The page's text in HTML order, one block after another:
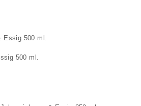
500 ml.